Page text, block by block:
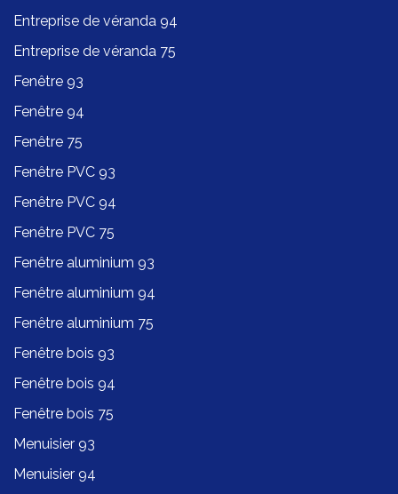
Entreprise de véranda 94
Entreprise de véranda 75
Fenêtre 93
Fenêtre 94
Fenêtre 75
Fenêtre PVC 93
Fenêtre PVC 94
Fenêtre PVC 75
Fenêtre aluminium 93
Fenêtre aluminium 94
Fenêtre aluminium 75
Fenêtre bois 93
Fenêtre bois 94
Fenêtre bois 75
Menuisier 93
Menuisier 94